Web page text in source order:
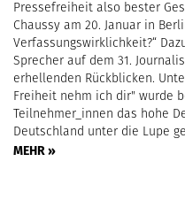
Pressefreiheit also bester
Chaussy am 20. Januar in
Verfassungswirklichkeit?“
Sprecher auf dem 31.
erhellenden Rückblicken.
Freiheit nehm ich dir" wurde
Teilnehmer_innen das hohe
Deutschland unter die Lupe
MEHR »